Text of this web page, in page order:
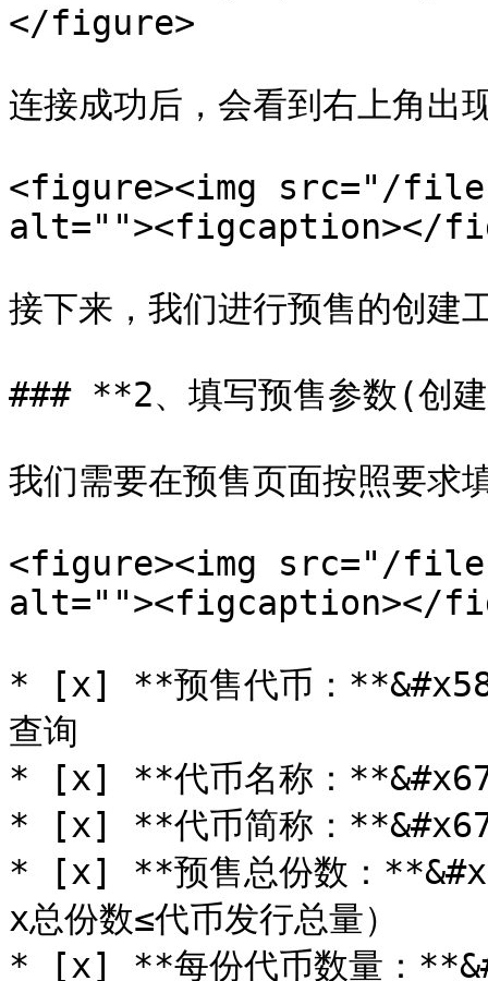
</figure>
连接成功后，会看到右上角出
<figure><img src="/files/
alt=""><figcaption></
接下来，我们进行预售的创建
### **2、填写预售参数(创
我们需要在预售页面按照要求
<figure><img src="/files/
alt=""><figcaption></
* [x] **预售代币：
查询
* [x] **代币名称：
* [x] **代币简称：
* [x] **预售总份数：
x总份数≤代币发行总量）
* [x] **每份代币数量：